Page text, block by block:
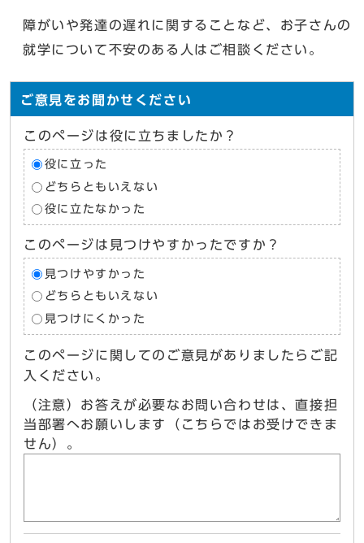
障がいや発達の遅れに関することなど、お子さんの
就学について不安のある人はご相談ください。
ご意見をお聞かせください
このページは役に立ちましたか？
役に立った
どちらともいえない
役に立たなかった
このページは見つけやすかったですか？
見つけやすかった
どちらともいえない
見つけにくかった
このページに関してのご意見がありましたらご記
入ください。
（注意）お答えが必要なお問い合わせは、直接担
当部署へお願いします（こちらではお受けできま
せん）。